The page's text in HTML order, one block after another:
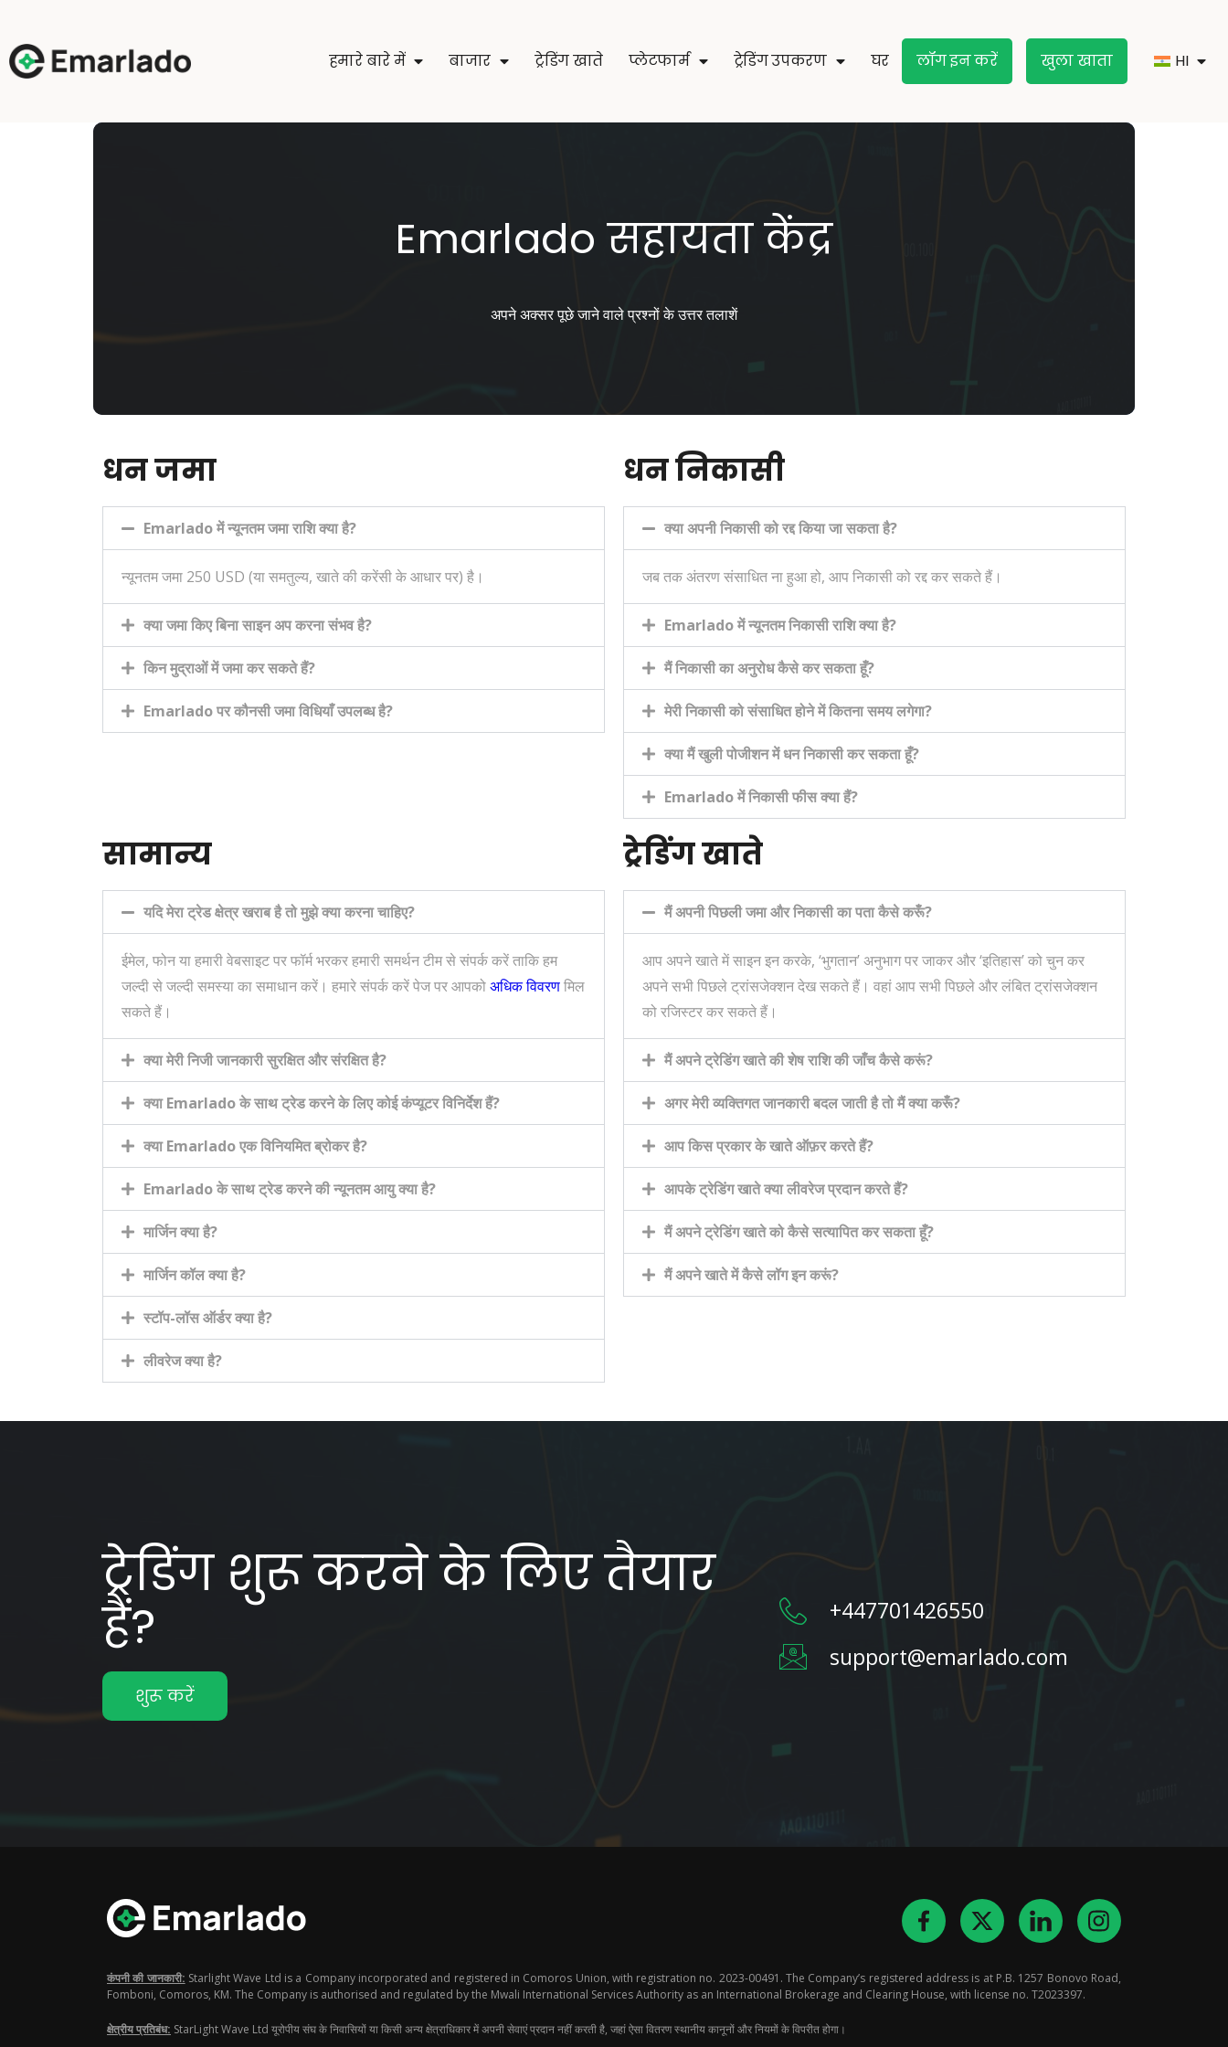
हमारे बारे में बाजार ट्रेडिंग खाते प्लेटफार्म ट्रेडिंग उपकरण घर लॉग इन करें खुला खाता
Emarlado सहायता केंद्र
अपने अक्सर पूछे जाने वाले प्रश्नों के उत्तर तलाशें
धन जमा
Emarlado में न्यूनतम जमा राशि क्या है?
न्यूनतम जमा 250 USD (या समतुल्य, खाते की करेंसी के आधार पर) है।
क्या जमा किए बिना साइन अप करना संभव है?
किन मुद्राओं में जमा कर सकते हैं?
Emarlado पर कौनसी जमा विधियाँ उपलब्ध है?
धन निकासी
क्या अपनी निकासी को रद्द किया जा सकता है?
जब तक अंतरण संसाधित ना हुआ हो, आप निकासी को रद्द कर सकते हैं।
Emarlado में न्यूनतम निकासी राशि क्या है?
मैं निकासी का अनुरोध कैसे कर सकता हूँ?
मेरी निकासी को संसाधित होने में कितना समय लगेगा?
क्या मैं खुली पोजीशन में धन निकासी कर सकता हूँ?
Emarlado में निकासी फीस क्या हैं?
सामान्य
यदि मेरा ट्रेड क्षेत्र खराब है तो मुझे क्या करना चाहिए?
ईमेल, फोन या हमारी वेबसाइट पर फॉर्म भरकर हमारी समर्थन टीम से संपर्क करें ताकि हम
जल्दी से जल्दी समस्या का समाधान करें। हमारे संपर्क करें पेज पर आपकोअधिक विवरणमिल
सकते हैं।
क्या मेरी निजी जानकारी सुरक्षित और संरक्षित है?
क्या Emarlado के साथ ट्रेड करने के लिए कोई कंप्यूटर विनिर्देश हैं?
क्या Emarlado एक विनियमित ब्रोकर है?
Emarlado के साथ ट्रेड करने की न्यूनतम आयु क्या है?
मार्जिन क्या है?
मार्जिन कॉल क्या है?
स्टॉप-लॉस ऑर्डर क्या है?
लीवरेज क्या है?
ट्रेडिंग खाते
मैं अपनी पिछली जमा और निकासी का पता कैसे करूँ?
आप अपने खाते में साइन इन करके, ‘भुगतान’ अनुभाग पर जाकर और ‘इतिहास’ को चुन कर
अपने सभी पिछले ट्रांसजेक्शन देख सकते हैं। वहां आप सभी पिछले और लंबित ट्रांसजेक्शन
को रजिस्टर कर सकते हैं।
मैं अपने ट्रेडिंग खाते की शेष राशि की जाँच कैसे करूं?
अगर मेरी व्यक्तिगत जानकारी बदल जाती है तो मैं क्या करूँ?
आप किस प्रकार के खाते ऑफ़र करते हैं?
आपके ट्रेडिंग खाते क्या लीवरेज प्रदान करते हैं?
मैं अपने ट्रेडिंग खाते को कैसे सत्यापित कर सकता हूँ?
मैं अपने खाते में कैसे लॉग इन करूं?
ट्रेडिंग शुरू करने के लिए तैयार
हैं?
शुरू करें
+447701426550
support@emarlado.com
कंपनी की जानकारी: Starlight Wave Ltd is a Company incorporated and registered in Comoros Union, with registration no. 2023-00491. The Company’s registered address is at P.B. 1257 Bonovo Road,
Fomboni, Comoros, KM. The Company is authorised and regulated by the Mwali International Services Authority as an International Brokerage and Clearing House, with license no. T2023397.
क्षेत्रीय प्रतिबंध: StarLight Wave Ltd यूरोपीय संघ के निवासियों या किसी अन्य क्षेत्राधिकार में अपनी सेवाएं प्रदान नहीं करती है, जहां ऐसा वितरण स्थानीय कानूनों और नियमों के विपरीत होगा।